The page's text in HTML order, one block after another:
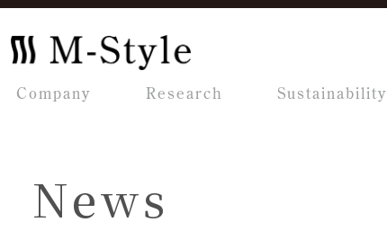
Company Research Sustainability
News